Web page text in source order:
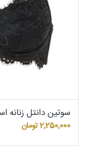
سوتین دانتل زنانه
2,250,000تومان